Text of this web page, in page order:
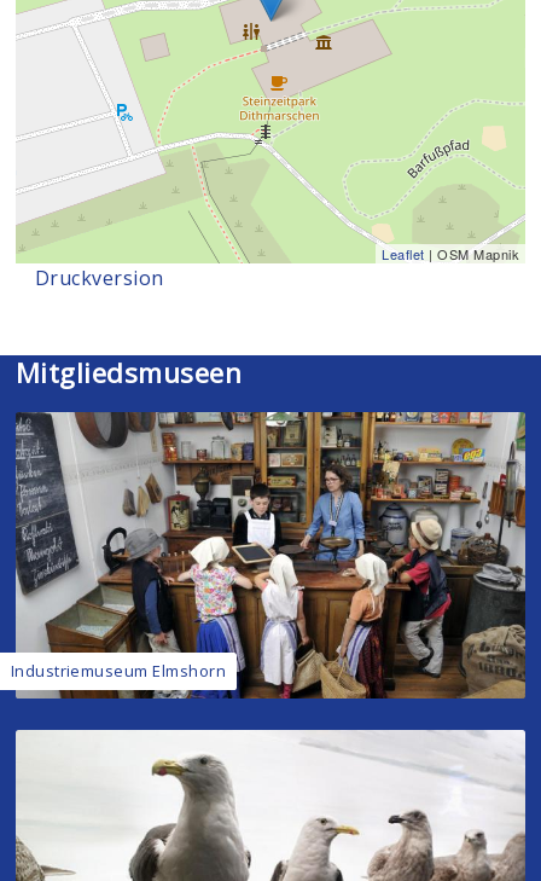
Leaflet | OSM Mapnik
Druckversion
Mitgliedsmuseen
Industriemuseum Elmshorn